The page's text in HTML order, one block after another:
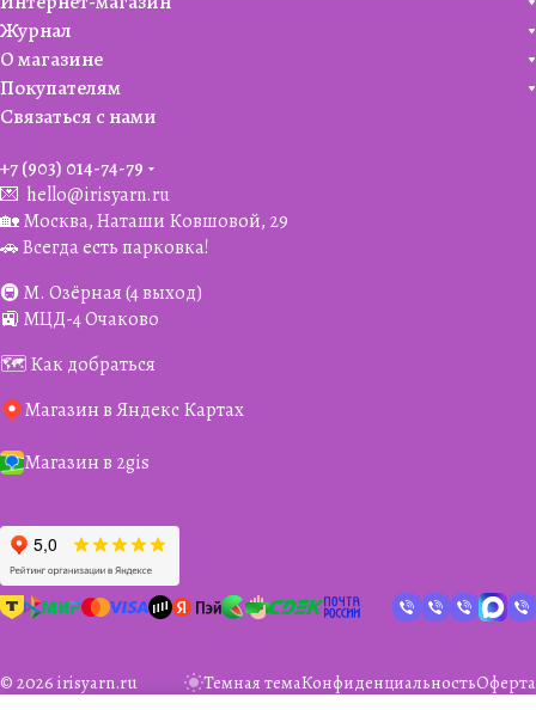
Журнал
О магазине
Покупателям
Связаться с нами
+7 (903) 014-74-79‬
💌 hello@irisyarn.ru
🏡 Москва, Наташи Ковшовой, 29
🚗 Всегда есть парковка!
🚇 М. Озёрная (4 выход)
🚉 МЦД-4 Очаково
🗺️ Как добраться
Магазин в Яндекс Картах
Магазин в 2gis
© 2026 irisyarn.ru Темная темаКонфиденциальностьОферта